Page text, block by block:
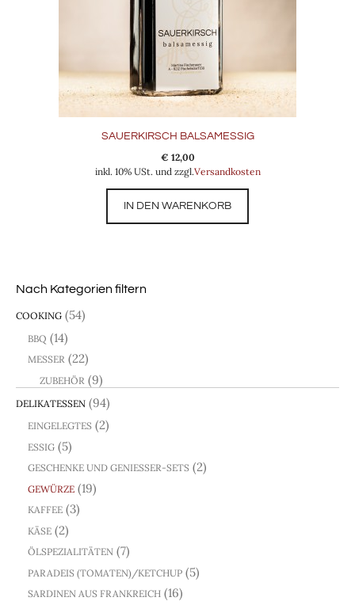
SAUERKIRSCH BALSAMESSIG
€ 12,00
inkl. 10% USt. und zzgl.Versandkosten
IN DEN WARENKORB
Nach Kategorien filtern
COOKING (54)
BBQ (14)
MESSER (22)
ZUBEHÖR (9)
DELIKATESSEN (94)
EINGELEGTES (2)
ESSIG (5)
GESCHENKE UND GENIESSER-SETS (2)
GEWÜRZE (19)
KAFFEE (3)
KÄSE (2)
ÖLSPEZIALITÄTEN (7)
PARADEIS (TOMATEN)/KETCHUP (5)
SARDINEN AUS FRANKREICH (16)